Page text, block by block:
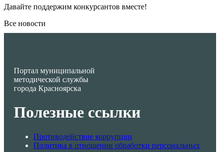
Давайте поддержим конкурсантов вместе!
Все новости
Портал муниципальной
методической службы
города Красноярска
Полезные ссылки
Противодействие коррупции
Политика в отношении обработки персональных